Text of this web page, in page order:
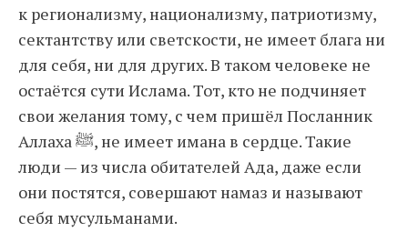
к регионализму, национализму, патриотизму,
сектантству или светскости, не имеет блага ни
для себя, ни для других. В таком человеке не
остаётся сути Ислама. Тот, кто не подчиняет
свои желания тому, с чем пришёл Посланник
Аллаха ﷺ, не имеет имана в сердце. Такие
люди — из числа обитателей Ада, даже если
они постятся, совершают намаз и называют
себя мусульманами.